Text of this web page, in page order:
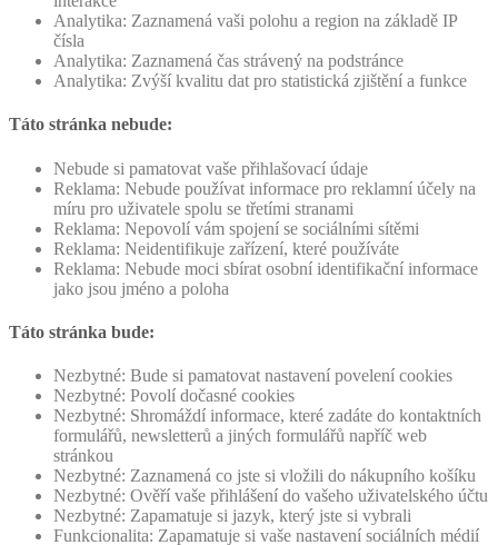
Analytika: Zaznamená vaši polohu a region na základě IP
čísla
Analytika: Zaznamená čas strávený na podstránce
Analytika: Zvýší kvalitu dat pro statistická zjištění a funkce
Táto stránka nebude:
Nebude si pamatovat vaše přihlašovací údaje
Reklama: Nebude používat informace pro reklamní účely na
míru pro uživatele spolu se třetími stranami
Reklama: Nepovolí vám spojení se sociálními sítěmi
Reklama: Neidentifikuje zařízení, které používáte
Reklama: Nebude moci sbírat osobní identifikační informace
jako jsou jméno a poloha
Táto stránka bude:
Nezbytné: Bude si pamatovat nastavení povelení cookies
Nezbytné: Povolí dočasné cookies
Nezbytné: Shromáždí informace, které zadáte do kontaktních
formulářů, newsletterů a jiných formulářů napříč web
stránkou
Nezbytné: Zaznamená co jste si vložili do nákupního košíku
Nezbytné: Ověří vaše přihlášení do vašeho uživatelského účtu
Nezbytné: Zapamatuje si jazyk, který jste si vybrali
Funkcionalita: Zapamatuje si vaše nastavení sociálních médií